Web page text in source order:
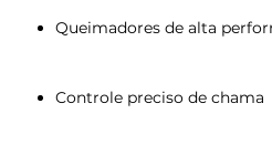
Queimadores de alta
Controle preciso de chama